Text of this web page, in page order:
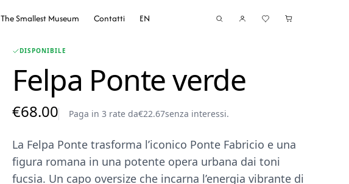
The Smallest Museum Contatti EN
DISPONIBILE
Felpa Ponte verde
€68.00 Paga in 3 rate da€22.67senza interessi.
La Felpa Ponte trasforma l’iconico Ponte Fabricio e una
figura romana in una potente opera urbana dai toni
fucsia. Un capo oversize che incarna l’energia vibrante di